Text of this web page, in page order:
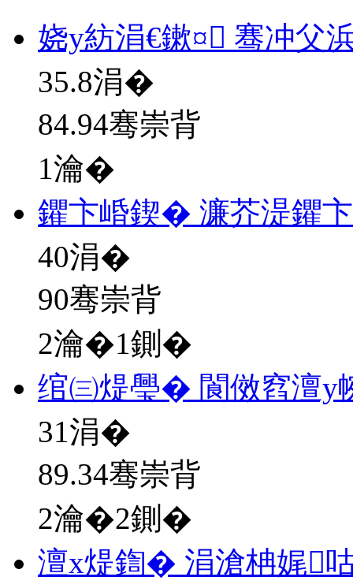
娆у紡涓€鏉¤ 骞冲父
35.8涓�
84.94骞崇背
1瀹�
鑺卞崏鍥� 濂芥湜鑺
40涓�
90骞崇背
2瀹�1鍘�
绾㈢煶璺� 閬傚窞澶у
31涓�
89.34骞崇背
2瀹�2鍘�
澶х煶鍧� 涓滄柟娓